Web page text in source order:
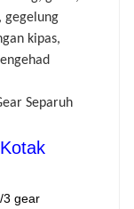
gegelung
kipas,
3 gear